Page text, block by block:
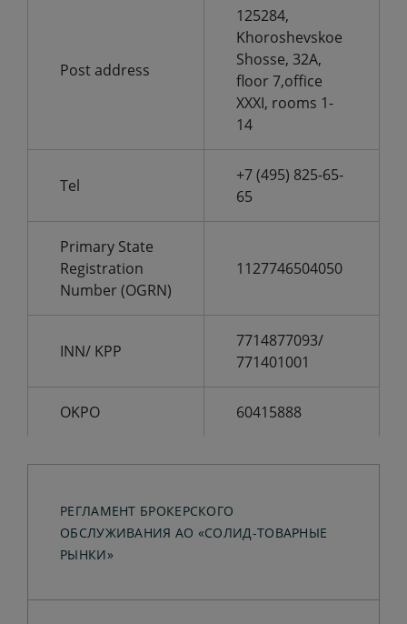
Post address
125284,
Khoroshevskoe
Shosse, 32A,
floor 7,office
XXXI, rooms 1-
14
Tel
+7 (495) 825-65-
65
Primary State
Registration
Number (OGRN)
1127746504050
INN/ KPP
7714877093/
771401001
OKPO 60415888
РЕГЛАМЕНТ БРОКЕРСКОГО
ОБСЛУЖИВАНИЯ АО «СОЛИД-ТОВАРНЫЕ
РЫНКИ»